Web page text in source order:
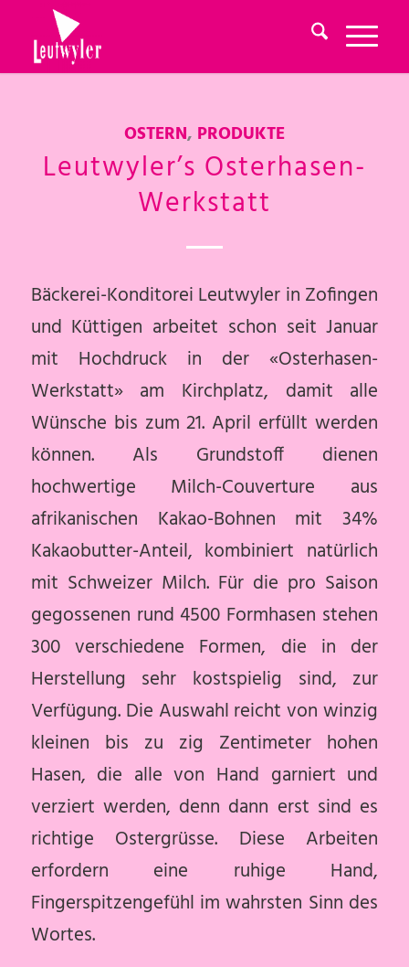
OSTERN, PRODUKTE
Leutwyler’s Osterhasen-
Werkstatt
Bäckerei-Konditorei Leutwyler in Zofingen
und Küttigen arbeitet schon seit Januar
mit Hochdruck in der «Osterhasen-
Werkstatt» am Kirchplatz, damit alle
Wünsche bis zum 21. April erfüllt werden
können. Als Grundstoff dienen
hochwertige Milch-Couverture aus
afrikanischen Kakao-Bohnen mit 34%
Kakaobutter-Anteil, kombiniert natürlich
mit Schweizer Milch. Für die pro Saison
gegossenen rund 4500 Formhasen stehen
300 verschiedene Formen, die in der
Herstellung sehr kostspielig sind, zur
Verfügung. Die Auswahl reicht von winzig
kleinen bis zu zig Zentimeter hohen
Hasen, die alle von Hand garniert und
verziert werden, denn dann erst sind es
richtige Ostergrüsse. Diese Arbeiten
erfordern eine ruhige Hand,
Fingerspitzengefühl im wahrsten Sinn des
Wortes.